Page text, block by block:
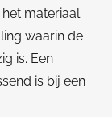
materiaal
waarin de
is. Een
is bij een